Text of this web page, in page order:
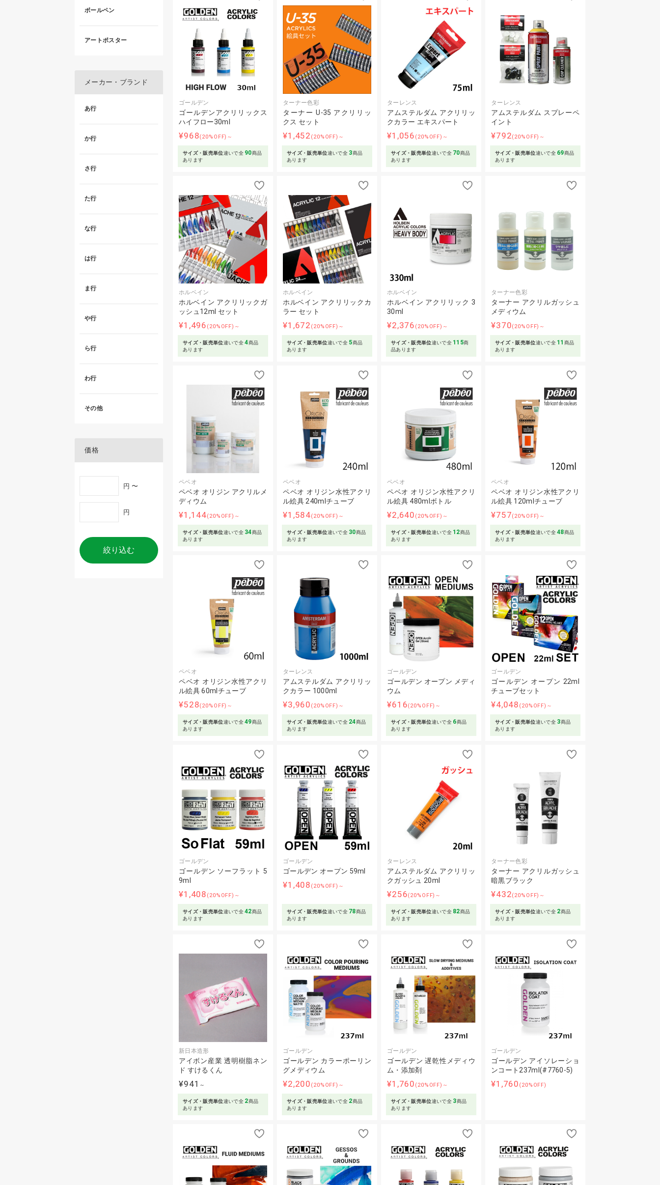
ゴールデン
ゴールデンアクリリックス
ハイフロー30ml
¥968(20%OFF)～
サイズ・販売単位違いで全 90商品
あります
ターナー色彩
ターナー U-35 アクリリッ
クス セット
¥1,452 (20%OFF)～
サイズ・販売単位違いで全 3商品
あります
ターレンス
アムステルダム アクリリッ
クカラー エキスパート
¥1,056 (20%OFF)～
サイズ・販売単位違いで全 70商品
あります
ターレンス
アムステルダム スプレーペ
イント
¥792(20%OFF)～
サイズ・販売単位違いで全 69商品
あります
ホルベイン
ホルベイン アクリリックガ
ッシュ12ml セット
¥1,496 (20%OFF)～
サイズ・販売単位違いで全4商品
あります
ホルベイン
ホルベイン アクリリックカ
ラー セット
¥1,672 (20%OFF)～
サイズ・販売単位違いで全 5商品
あります
ホルベイン
ホルベイン アクリリック 3
30ml
¥2,376 (20%OFF)～
サイズ・販売単位違いで全 115商
品あります
ターナー色彩
ターナー アクリルガッシュ
メディウム
¥370(20%OFF)～
サイズ・販売単位違いで全 11 商品
あります
ペベオ
ペベオ オリジン アクリルメ
ディウム
¥1,144(20%OFF)～
サイズ・販売単位違いで全 34商品
あります
ペベオ
ペベオ オリジン水性アクリ
ル絵具 240mlチューブ
¥1,584(20%OFF)～
サイズ・販売単位違いで全 30商品
あります
ペベオ
ペベオ オリジン水性アクリ
ル絵具 480mlボトル
¥2,640 (20%OFF)～
サイズ・販売単位違いで全 12商品
あります
ペベオ
ペベオ オリジン水性アクリ
ル絵具 120mlチューブ
¥757(20%OFF)～
サイズ・販売単位違いで全48商品
あります
ペベオ
ペベオ オリジン水性アクリ
ル絵具 60mlチューブ
¥528(20%OFF)～
サイズ・販売単位違いで全49商品
あります
ターレンス
アムステルダム アクリリッ
クカラー 1000ml
¥3,960 (20%OFF)～
サイズ・販売単位違いで全 24商品
あります
ゴールデン
ゴールデン オープン メディ
ウム
¥616(20%OFF)～
サイズ・販売単位違いで全 6商品
あります
ゴールデン
ゴールデン オープン 22ml
チューブセット
¥4,048 (20%OFF)～
サイズ・販売単位違いで全 3商品
あります
ゴールデン
ゴールデン ソーフラット 5
9ml
¥1,408 (20%OFF)～
サイズ・販売単位違いで全42商品
あります
ゴールデン
ゴールデン オープン 59ml
¥1,408 (20%OFF)～
サイズ・販売単位違いで全 78商品
あります
ターレンス
アムステルダム アクリリッ
クガッシュ 20ml
¥256(20%OFF)～
サイズ・販売単位違いで全 82商品
あります
ターナー色彩
ターナー アクリルガッシュ
暗黒ブラック
¥432(20%OFF)～
サイズ・販売単位違いで全 2商品
あります
新日本造形
アイボン産業 透明樹脂ネン
ド すけるくん
¥941 ～
サイズ・販売単位違いで全 2商品
あります
ゴールデン
ゴールデン カラーポーリン
グメディウム
¥2,200 (20%OFF)～
サイズ・販売単位違いで全 2商品
あります
ゴールデン
ゴールデン 遅乾性メディウ
ム・添加剤
¥1,760 (20%OFF)～
サイズ・販売単位違いで全 3商品
あります
ゴールデン
ゴールデン アイソレーショ
ンコート237ml(#7760-5)
¥1,760 (20%OFF)
ボールペン
アートポスター
メーカー・ブランド
あ行
か行
さ行
た行
な行
は行
ま行
や行
ら行
わ行
その他
価格
円 〜
円
絞り込む